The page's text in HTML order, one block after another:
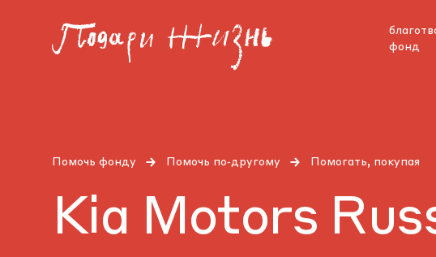
фонд
Помочь фонду Помочь по‑другому Помогать, покупая
Kia Motors